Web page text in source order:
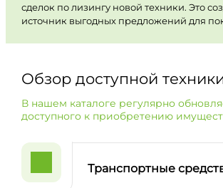
сделок по лизингу новой техники. Это
источник выгодных предложений для
Обзор доступной
В нашем каталоге регулярно
доступного к приобретению
Транспортные